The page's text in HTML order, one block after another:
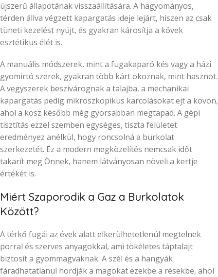
újszerű állapotának visszaállítására. A hagyományos,
térden állva végzett kapargatás ideje lejárt, hiszen az csak
tüneti kezelést nyújt, és gyakran károsítja a kövek
esztétikus élét is.
A manuális módszerek, mint a fugakaparó kés vagy a házi
gyomirtó szerek, gyakran több kárt okoznak, mint hasznot.
A vegyszerek beszivárognak a talajba, a mechanikai
kapargatás pedig mikroszkopikus karcolásokat ejt a kövön,
ahol a kosz később még gyorsabban megtapad. A gépi
tisztítás ezzel szemben egységes, tiszta felületet
eredményez anélkül, hogy roncsolná a burkolat
szerkezetét. Ez a modern megközelítés nemcsak időt
takarít meg Önnek, hanem látványosan növeli a kertje
értékét is.
Miért Szaporodik a Gaz a Burkolatok
Között?
A térkő fugái az évek alatt elkerülhetetlenül megtelnek
porral és szerves anyagokkal, ami tökéletes táptalajt
biztosít a gyommagvaknak. A szél és a hangyák
fáradhatatlanul hordják a magokat ezekbe a résekbe, ahol